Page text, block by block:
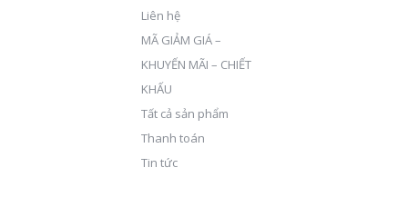
Liên hệ
MÃ GIẢM GIÁ –
KHUYẾN MÃI – CHIẾT
KHẤU
Tất cả sản phẩm
Thanh toán
Tin tức